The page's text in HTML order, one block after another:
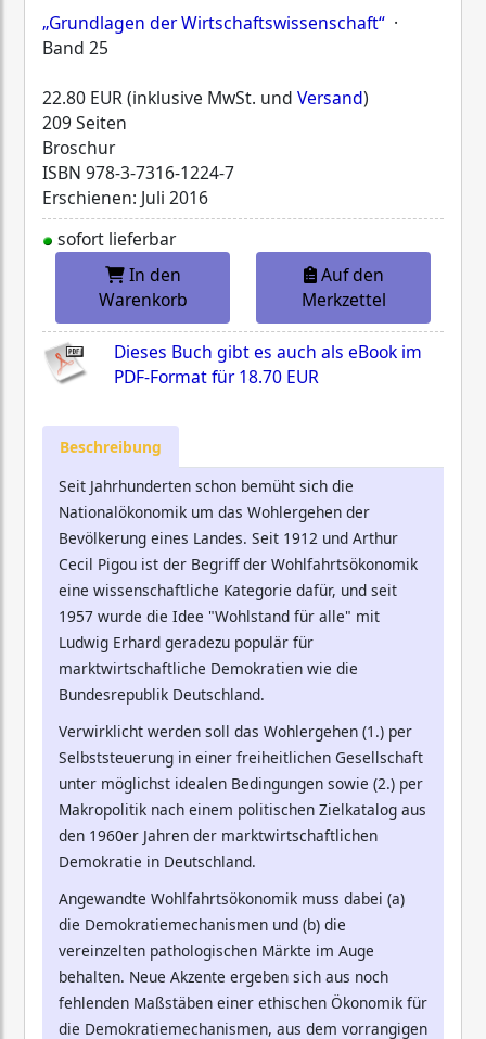
„Grundlagen der Wirtschaftswissenschaft“ ·
Band 25
22.80 EUR (inklusive MwSt. und Versand)
209 Seiten
Broschur
ISBN 978-3-7316-1224-7
Erschienen: Juli 2016
sofort lieferbar
In den
Warenkorb
Auf den
Merkzettel
Dieses Buch gibt es auch als eBook im
PDF-Format für18.70 EUR
Beschreibung
Seit Jahrhunderten schon bemüht sich die
Nationalökonomik um das Wohlergehen der
Bevölkerung eines Landes. Seit 1912 und Arthur
Cecil Pigou ist der Begriff der Wohlfahrtsökonomik
eine wissenschaftliche Kategorie dafür, und seit
1957 wurde die Idee "Wohlstand für alle" mit
Ludwig Erhard geradezu populär für
marktwirtschaftliche Demokratien wie die
Bundesrepublik Deutschland.
Verwirklicht werden soll das Wohlergehen (1.) per
Selbststeuerung in einer freiheitlichen Gesellschaft
unter möglichst idealen Bedingungen sowie (2.) per
Makropolitik nach einem politischen Zielkatalog aus
den 1960er Jahren der marktwirtschaftlichen
Demokratie in Deutschland.
Angewandte Wohlfahrtsökonomik muss dabei (a)
die Demokratiemechanismen und (b) die
vereinzelten pathologischen Märkte im Auge
behalten. Neue Akzente ergeben sich aus noch
fehlenden Maßstäben einer ethischen Ökonomik für
die Demokratiemechanismen, aus dem vorrangigen